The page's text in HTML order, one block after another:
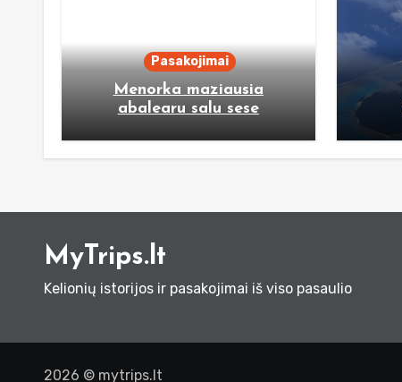
Pasakojimai
Menorka maziausia
abalearu salu sese
MyTrips.lt
Kelionių istorijos ir pasakojimai iš viso pasaulio
2026 © mytrips.lt